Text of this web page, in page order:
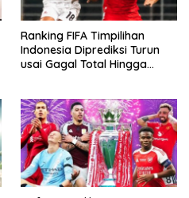
Ranking FIFA Timpilihan
Indonesia Diprediksi Turun
usai Gagal Total Hingga